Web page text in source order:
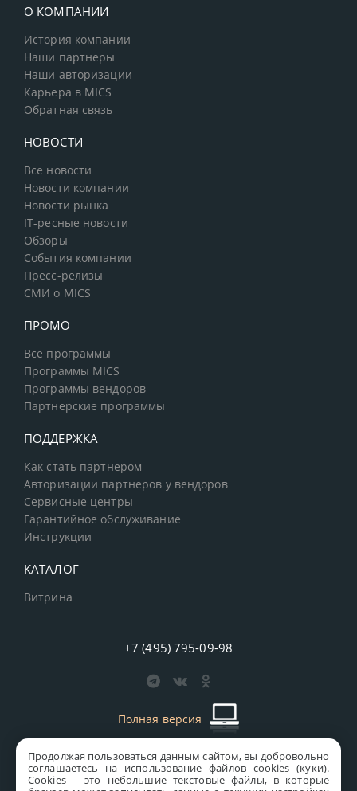
Продолжая пользоваться данным сайтом, вы добровольно
соглашаетесь на использование файлов cookies (куки).
Сookies – это небольшие текстовые файлы, в которые
О КОМПАНИИ
История компании
Наши партнеры
Наши авторизации
Карьера в MICS
Обратная связь
НОВОСТИ
Все новости
Новости компании
Новости рынка
IT-ресные новости
Обзоры
События компании
Пресс-релизы
СМИ о MICS
ПРОМО
Все программы
Программы MICS
Программы вендоров
Партнерские программы
ПОДДЕРЖКА
Как стать партнером
Авторизации партнеров у вендоров
Сервисные центры
Гарантийное обслуживание
Инструкции
КАТАЛОГ
Витрина
+7 (495) 795-09-98
Полная версия
старая версия сайтаMICS